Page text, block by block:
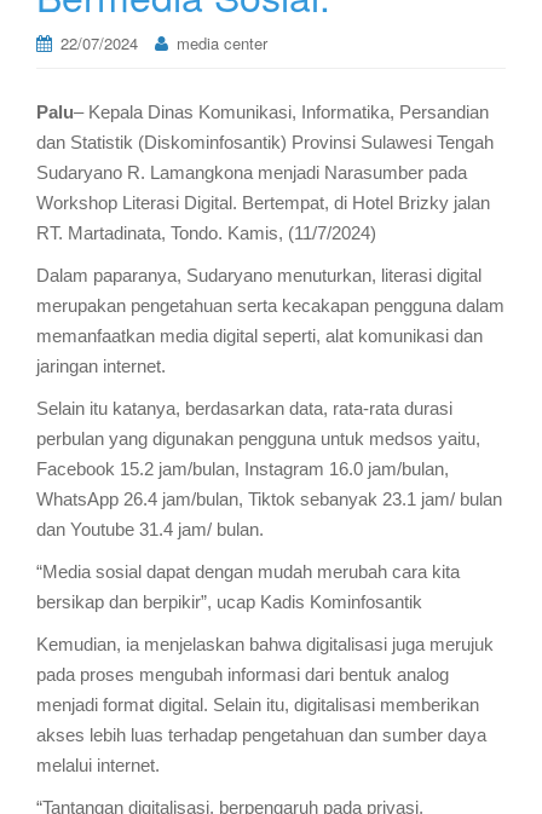
22/07/2024 media center
Palu– Kepala Dinas Komunikasi, Informatika, Persandian
dan Statistik (Diskominfosantik) Provinsi Sulawesi Tengah
Sudaryano R. Lamangkona menjadi Narasumber pada
Workshop Literasi Digital. Bertempat, di Hotel Brizky jalan
RT. Martadinata, Tondo. Kamis, (11/7/2024)
Dalam paparanya, Sudaryano menuturkan, literasi digital
merupakan pengetahuan serta kecakapan pengguna dalam
memanfaatkan media digital seperti, alat komunikasi dan
jaringan internet.
Selain itu katanya, berdasarkan data, rata-rata durasi
perbulan yang digunakan pengguna untuk medsos yaitu,
Facebook 15.2 jam/bulan, Instagram 16.0 jam/bulan,
WhatsApp 26.4 jam/bulan, Tiktok sebanyak 23.1 jam/ bulan
dan Youtube 31.4 jam/ bulan.
“Media sosial dapat dengan mudah merubah cara kita
bersikap dan berpikir”, ucap Kadis Kominfosantik
Kemudian, ia menjelaskan bahwa digitalisasi juga merujuk
pada proses mengubah informasi dari bentuk analog
menjadi format digital. Selain itu, digitalisasi memberikan
akses lebih luas terhadap pengetahuan dan sumber daya
melalui internet.
“Tantangan digitalisasi, berpengaruh pada privasi,